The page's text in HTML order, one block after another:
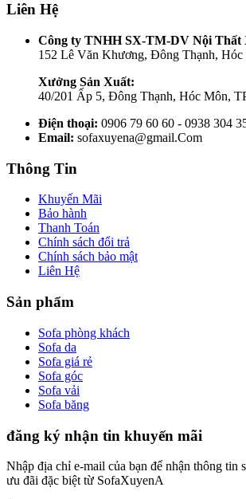
Liên Hệ
Công ty TNHH SX-TM-DV Nội Thất
152 Lê Văn Khương, Đông Thạnh,
Xưởng Sản Xuất:
40/201 Ấp 5, Đông Thạnh, Hóc Môn,
Điện thoại: 0906 79 60 60 - 0938 304
Email: sofaxuyena@gmail.Com
Thông Tin
Khuyến Mãi
Bảo hành
Thanh Toán
Chính sách đổi trả
Chính sách bảo mật
Liên Hệ
Sản phẩm
Sofa phòng khách
Sofa da
Sofa giá rẻ
Sofa góc
Sofa vải
Sofa băng
đăng ký nhận tin khuyến mãi
Nhập địa chỉ e-mail của bạn để nhận thông tin
ưu đãi đặc biệt từ SofaXuyenA